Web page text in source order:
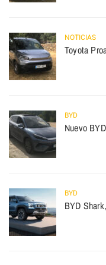
NOTICIAS
Toyota
BYD
Nuevo
BYD
BYD